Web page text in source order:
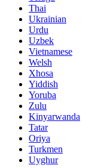
Thai
Ukrainian
Urdu
Uzbek
Vietnamese
Welsh
Xhosa
Yiddish
Yoruba
Zulu
Kinyarwanda
Tatar
Oriya
Turkmen
Uyghur